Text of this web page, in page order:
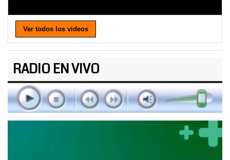
Ver todos los videos
RADIO EN VIVO